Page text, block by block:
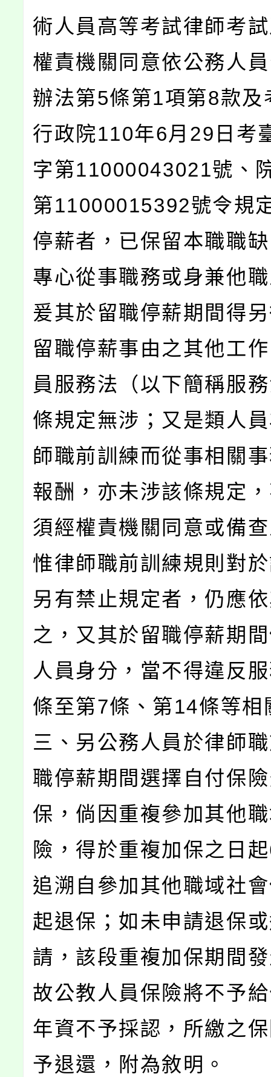
術人員高等考試律師考
權責機關同意依公務人
辦法第5條第1項第8款及
行政院110年6月29日考
字第11000043021號、
第11000015392號令規
停薪者，已保留本職職
專心從事職務或身兼他
爰其於留職停薪期間得
留職停薪事由之其他工
員服務法（以下簡稱服
條規定無涉；又是類人
師職前訓練而從事相關
報酬，亦未涉該條規定
須經權責機關同意或備
惟律師職前訓練規則對
另有禁止規定者，仍應
之，又其於留職停薪期
人員身分，當不得違反
條至第7條、第14條等相
三、另公務人員於律師
職停薪期間選擇自付保
保，倘因重複參加其他
險，得於重複加保之日
追溯自參加其他職域社
起退保；如未申請退保
請，該段重複加保期間
故公教人員保險將不予
年資不予採認，所繳之
予退還，附為敘明。